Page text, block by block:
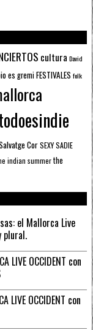
cultura David
es gremiFESTIVALES folk
CorSEXY SADIE
indian summerthe
el Mallorca Live
plural.
LIVE OCCIDENT con
LIVE OCCIDENT con